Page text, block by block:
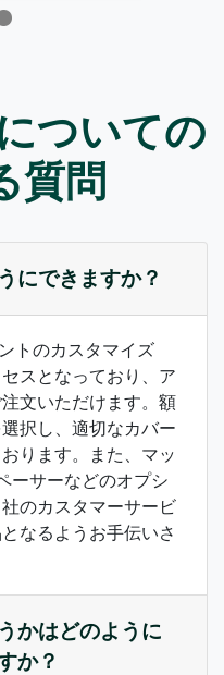
ついての
質問
にできますか？
トのカスタマイズ
スとなっており、ア
文いただけます。額
択し、適切なカバー
ります。また、マッ
ーサーなどのオプシ
のカスタマーサービ
なるようお手伝いさ
かはどのように
か？